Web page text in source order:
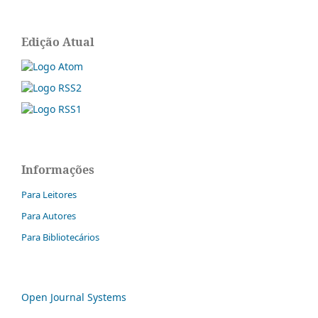
Edição Atual
Informações
Para Leitores
Para Autores
Para Bibliotecários
Open Journal Systems